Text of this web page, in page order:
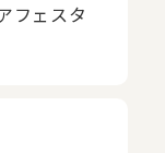
フェスタ